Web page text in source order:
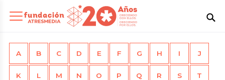
A B C D E F G H I J
K L M N O P Q R S T